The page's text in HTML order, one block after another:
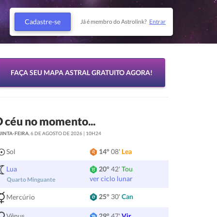
Cadastre-se Já é membro do Astrolink? Entrar
FAÇA SEU MAPA ASTRAL GRATUITO AGORA!
céu no momento...
FEIRA , 6 DE AGOSTO DE 2026 | 10H24
Sol 14°08' Lea
Lua
Quarto Minguante
20°42'Tou
ver ciclo lunar
Mercúrio 25° 30'Can